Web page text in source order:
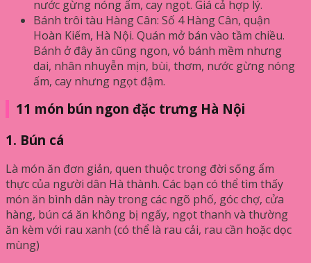
nước gừng nóng ấm, cay ngọt. Giá cả hợp lý.
Bánh trôi tàu Hàng Cân: Số 4 Hàng Cân, quận
Hoàn Kiếm, Hà Nội. Quán mở bán vào tầm chiều.
Bánh ở đây ăn cũng ngon, vỏ bánh mềm nhưng
dai, nhân nhuyễn mịn, bùi, thơm, nước gừng nóng
ấm, cay nhưng ngọt đậm.
11 món bún ngon đặc trưng Hà Nội
1. Bún cá
Là món ăn đơn giản, quen thuộc trong đời sống ẩm
thực của người dân Hà thành. Các bạn có thể tìm thấy
món ăn bình dân này trong các ngõ phố, góc chợ, cửa
hàng, bún cá ăn không bị ngấy, ngọt thanh và thường
ăn kèm với rau xanh (có thể là rau cải, rau cần hoặc dọc
mùng)